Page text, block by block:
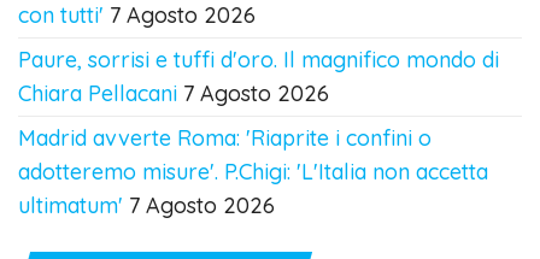
con tutti' 7 Agosto 2026
Paure, sorrisi e tuffi d'oro. Il magnifico mondo di
Chiara Pellacani 7 Agosto 2026
Madrid avverte Roma: 'Riaprite i confini o
adotteremo misure'. P.Chigi: 'L'Italia non accetta
ultimatum' 7 Agosto 2026